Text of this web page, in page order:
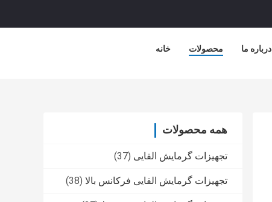
خانه محصولات درباره ما
همه محصولات
تجهیزات گرمایش القایی (37)
تجهیزات گرمایش القایی فرکانس بالا (38)